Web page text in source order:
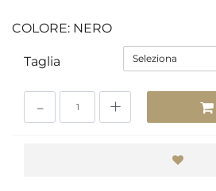
COLORE: NERO
Taglia Seleziona